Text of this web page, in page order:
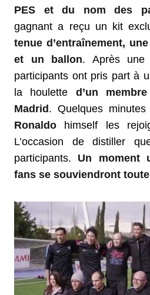
PES et du nom des
gagnant a reçu un kit
tenue d’entraînement,
et un ballon. Après une
participants ont pris part à
la houlette d’un
Madrid. Quelques
Ronaldo himself les
L’occasion de distiller
participants. Un moment
fans se souviendront